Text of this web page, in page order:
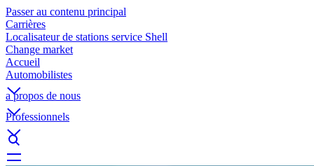
Passer au contenu principal
Carrières
Localisateur de stations service Shell
Change market
Accueil
Automobilistes
a propos de nous
Professionnels